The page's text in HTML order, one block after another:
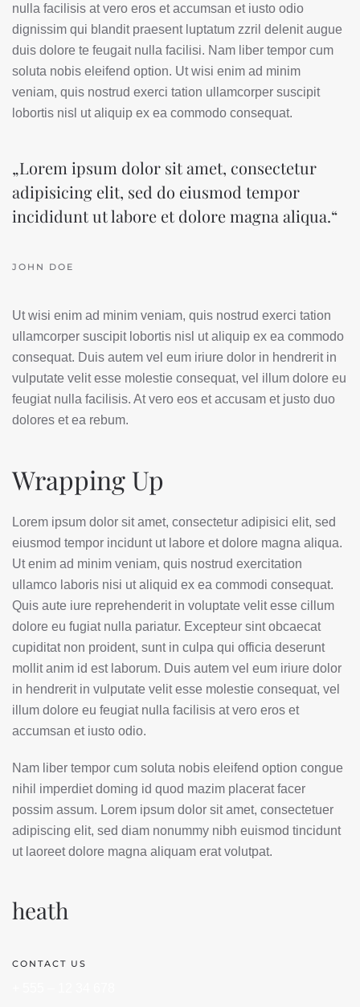
nulla facilisis at vero eros et accumsan et iusto odio
dignissim qui blandit praesent luptatum zzril delenit augue
duis dolore te feugait nulla facilisi. Nam liber tempor cum
soluta nobis eleifend option. Ut wisi enim ad minim
veniam, quis nostrud exerci tation ullamcorper suscipit
lobortis nisl ut aliquip ex ea commodo consequat.
„Lorem ipsum dolor sit amet, consectetur
adipisicing elit, sed do eiusmod tempor
incididunt ut labore et dolore magna aliqua.“
JOHN DOE
Ut wisi enim ad minim veniam, quis nostrud exerci tation
ullamcorper suscipit lobortis nisl ut aliquip ex ea commodo
consequat. Duis autem vel eum iriure dolor in hendrerit in
vulputate velit esse molestie consequat, vel illum dolore eu
feugiat nulla facilisis. At vero eos et accusam et justo duo
dolores et ea rebum.
Wrapping Up
Lorem ipsum dolor sit amet, consectetur adipisici elit, sed
eiusmod tempor incidunt ut labore et dolore magna aliqua.
Ut enim ad minim veniam, quis nostrud exercitation
ullamco laboris nisi ut aliquid ex ea commodi consequat.
Quis aute iure reprehenderit in voluptate velit esse cillum
dolore eu fugiat nulla pariatur. Excepteur sint obcaecat
cupiditat non proident, sunt in culpa qui officia deserunt
mollit anim id est laborum. Duis autem vel eum iriure dolor
in hendrerit in vulputate velit esse molestie consequat, vel
illum dolore eu feugiat nulla facilisis at vero eros et
accumsan et iusto odio.
Nam liber tempor cum soluta nobis eleifend option congue
nihil imperdiet doming id quod mazim placerat facer
possim assum. Lorem ipsum dolor sit amet, consectetuer
adipiscing elit, sed diam nonummy nibh euismod tincidunt
ut laoreet dolore magna aliquam erat volutpat.
heath
CONTACT US